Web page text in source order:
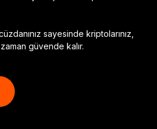
sayesinde kriptolarınız,
güvende kalır.